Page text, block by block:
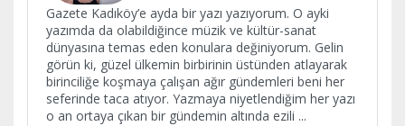
Gazete Kadıköy’e ayda bir yazı yazıyorum. O ayki
yazımda da olabildiğince müzik ve kültür-sanat
dünyasına temas eden konulara değiniyorum. Gelin
görün ki, güzel ülkemin birbirinin üstünden atlayarak
birinciliğe koşmaya çalışan ağır gündemleri beni her
seferinde taca atıyor. Yazmaya niyetlendiğim her yazı
o an ortaya çıkan bir gündemin altında ezili ...